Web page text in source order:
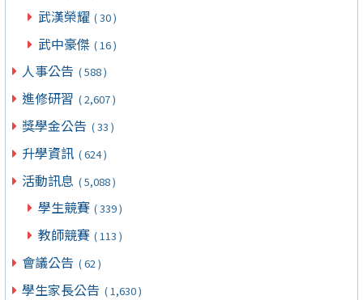
武漢榮耀 ( 30 )
武中豪傑 ( 16 )
人事公告 ( 588 )
進修研習 ( 2,607 )
獎學金公告 ( 33 )
升學資訊 ( 624 )
活動訊息 ( 5,088 )
學生競賽 ( 339 )
教師競賽 ( 113 )
會議公告 ( 62 )
學生家長公告 ( 1,630 )